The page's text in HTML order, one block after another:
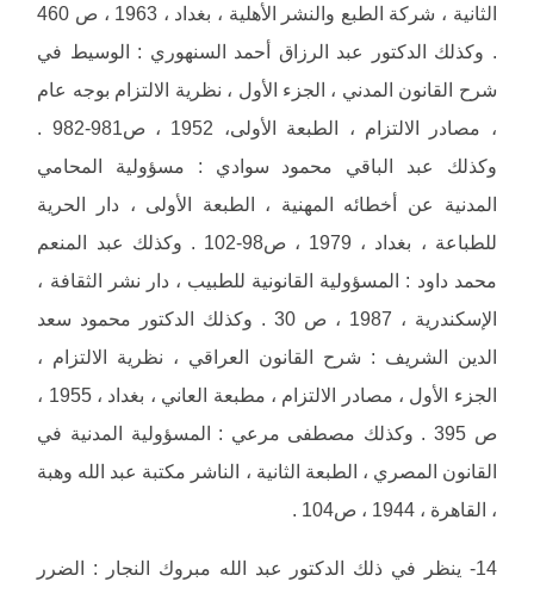
الثانية ، شركة الطبع والنشر الأهلية ، بغداد ، 1963 ، ص 460
. وكذلك الدكتور عبد الرزاق أحمد السنهوري : الوسيط في
شرح القانون المدني ، الجزء الأول ، نظرية الالتزام بوجه عام
، مصادر الالتزام ، الطبعة الأولى، 1952 ، ص981-982 .
وكذلك عبد الباقي محمود سوادي : مسؤولية المحامي
المدنية عن أخطائه المهنية ، الطبعة الأولى ، دار الحرية
للطباعة ، بغداد ، 1979 ، ص98-102 . وكذلك عبد المنعم
محمد داود : المسؤولية القانونية للطبيب ، دار نشر الثقافة ،
الإسكندرية ، 1987 ، ص 30 . وكذلك الدكتور محمود سعد
الدين الشريف : شرح القانون العراقي ، نظرية الالتزام ،
الجزء الأول ، مصادر الالتزام ، مطبعة العاني ، بغداد ، 1955 ،
ص 395 . وكذلك مصطفى مرعي : المسؤولية المدنية في
القانون المصري ، الطبعة الثانية ، الناشر مكتبة عبد الله وهبة
، القاهرة ، 1944 ، ص104 .
14- ينظر في ذلك الدكتور عبد الله مبروك النجار : الضرر